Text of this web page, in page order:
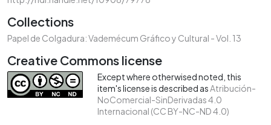
Collections
Papel de Colgadura: Vademécum Gráfico y Cultural - Vol. 13
Creative Commons license
Except where otherwised noted, this
item's license is described asAtribución-
NoComercial-SinDerivadas 4.0
Internacional (CC BY-NC-ND 4.0)